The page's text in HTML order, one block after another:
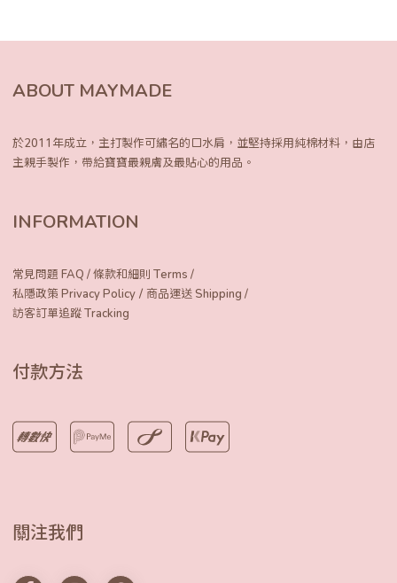
ABOUT MAYMADE
於2011年成立，主打製作可繡名的口水肩， 並堅持採用純棉材料，由店
主親手製作， 帶給寶寶最親膚及最貼心的用品。
INFORMATION
常見問題 FAQ /條款和細則 Terms /
私隱政策 Privacy Policy / 商品運送 Shipping /
訪客訂單追蹤 Tracking
付款方法
關注我們